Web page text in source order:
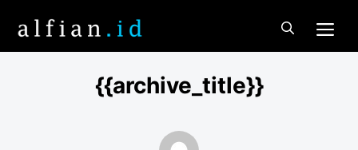
content
{{archive_title}}